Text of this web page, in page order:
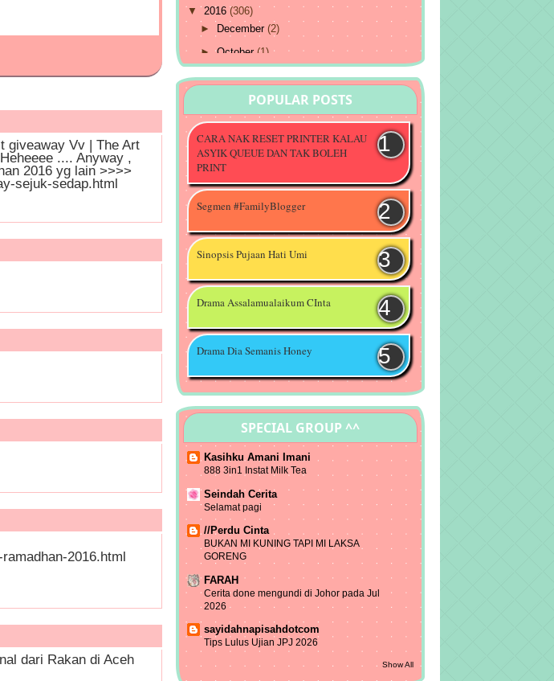
giveaway Vv | The Art
.... Anyway ,
2016 yg lain >>>>
sejuk-sedap.html
2016.html
dari Rakan di Aceh
▼ 2016 (306)
►
December (2)
►October (1)
►August(7)
(15)
▼June(31)
Duit Raya Giveaway by SpendaLusuh
Khaleeda atas keputera...
Kesan Asap Rokok Untuk Ibu
Mengandung
Peraduan Duit Raya..! Mulai 27 Jun - 5
Tanda - Tanda Malam Lailatul Qadar
Contest Menang Fujifilm Instax Mini
Camera - Beray...
Giveway Shawl Raya by Aryana
Raya Giveaway : Jualan Raya Meletop
2016
GIVEAWAY BY SYAZWANI MAZLAN
2016
Syahoney Kitty Shoppe Giveaway" di
blog anda
Segmen Sampul Duit Raya
Seindahcerita
Segmen Memori Berkasih Ucing
Follow
INIBLOGKE RAMADHAN16
BLOGLIST
POPULAR POSTS
CARA NAK RESET PRINTER KALAU
ASYIK QUEUE DAN TAK BOLEH
PRINT
Segmen #FamilyBlogger
Sinopsis Pujaan Hati Umi
Drama Assalamualaikum CInta
Drama Dia Semanis Honey
SPECIAL GROUP ^^
Kasihku Amani Imani
888 3in1 Instat Milk Tea
Seindah Cerita
Selamat pagi
//Perdu Cinta
BUKAN MI KUNING TAPI MI LAKSA
GORENG
FARAH
Cerita done mengundi di Johor pada Jul
2026
sayidahnapisahdotcom
Tips Lulus Ujian JPJ 2026
Show All